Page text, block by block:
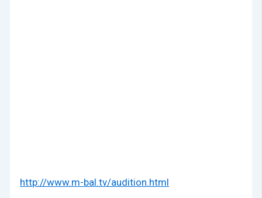
http://www.m-bal.tv/audition.html